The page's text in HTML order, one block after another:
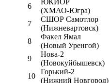
6
ЮКИОР
(ХМАО-Югра)
7
СШОР Самотлор
(Нижневартовск)
8
Факел Ямал
(Новый Уренгой)
9
Нова-2
(Новокуйбышевск)
10
Горький-2
(Нижний Новгород)